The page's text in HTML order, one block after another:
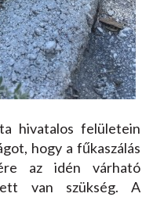
hivatalos felületein
hogy a fűkaszálás
az idén várható
van szükség. A